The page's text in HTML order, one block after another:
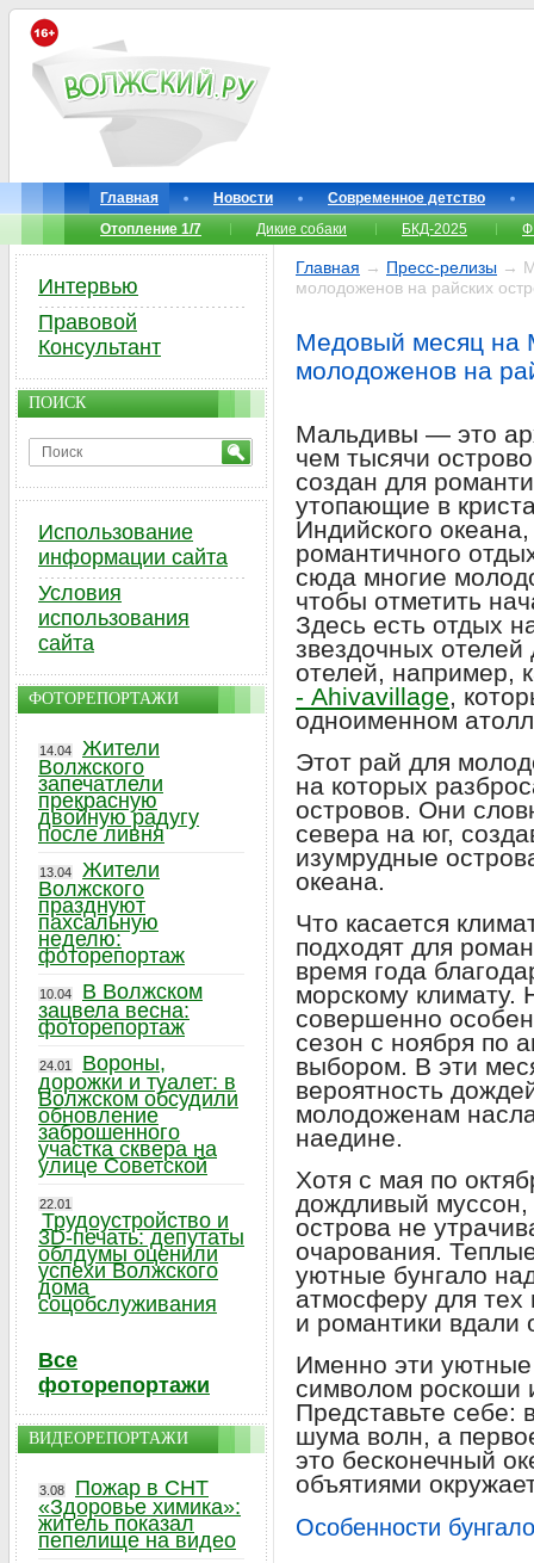
Главная Новости
Современное детство
Отопление 1/7
Дикие собаки БКД-2025
Главная → Пресс-релизы →
молодоженов на райских
Медовый месяц на
молодоженов на
Мальдивы — это
чем тысячи
создан для
утопающие в
Индийского
романтичного
сюда многие
чтобы отметить
Здесь есть отдых
звездочных
отелей, например,
- Ahivavillage,
одноименном
Этот рай для
на которых
островов. Они
севера на юг,
изумрудные
океана.
Что касается
подходят для
время года
морскому климату.
совершенно
сезон с ноября по
выбором. В эти
вероятность
молодоженам
наедине.
Хотя с мая по
дождливый муссон,
острова не
очарования.
уютные бунгало
атмосферу для тех
и романтики вдали
Именно эти уютные
символом роскоши
Представьте себе:
шума волн, а
это бесконечный
объятиями
Особенности
Интервью
Правовой
Консультант
ПОИСК
Использование
информации сайта
Условия
использования
сайта
ФОТОРЕПОРТАЖИ
14.04
Жители
Волжского
запечатлели
прекрасную
двойную радугу
после ливня
13.04
Жители
Волжского
празднуют
пахсальную
неделю:
фоторепортаж
10.04
В Волжском
зацвела весна:
фоторепортаж
24.01
Вороны,
дорожки и туалет: в
Волжском обсудили
обновление
заброшенного
участка сквера на
улице Советской
22.01
Трудоустройство и
3D-печать: депутаты
облдумы оценили
успехи Волжского
дома
соцобслуживания
Все
фоторепортажи
ВИДЕОРЕПОРТАЖИ
3.08
Пожар в СНТ
«Здоровье химика»:
житель показал
пепелище на видео